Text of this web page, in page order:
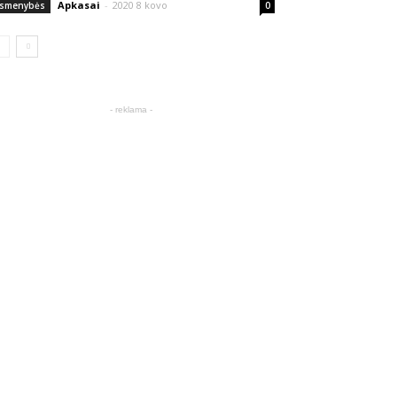
Apkasai - 2020 8 kovo 0
- reklama -